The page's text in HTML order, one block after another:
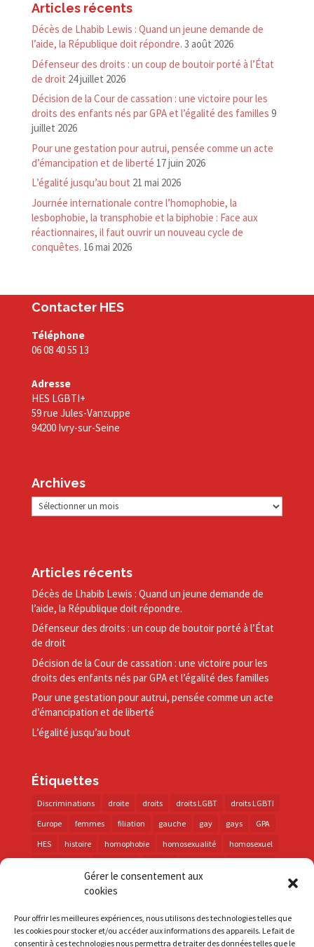
Gérer le consentement aux
cookies
Pour offrir les meilleures expériences, nous utilisons des technologies telles que
les cookies pour stocker et/ou accéder aux informations des appareils. Le fait de
consentir à ces technologies nous permettra de traiter des données telles que le
Articles récents
Décès de Lhabib Lewis : Quand un jeune demande de
l’aide, la République doit répondre. 3 août 2026
Défenseur des droits : un coup de boutoir porté à l’État
de droit 24 juillet 2026
Décision de la Cour de cassation : une victoire pour les
droits des enfants nés par GPA et l’égalité des familles 9
juillet 2026
Pour une gestation pour autrui, pensée comme un acte
d’émancipation et de liberté 17 juin 2026
L’égalité jusqu’au bout 21 mai 2026
Journée internationale contre l’homophobie, la
lesbophobie, la transphobie et la biphobie : Face aux
réactionnaires, il faut ouvrir un nouveau cycle de
conquêtes. 16 mai 2026
Contacter HES
Téléphone
06 08 40 55 13
Adresse
HES LGBTI+
59 rue Jules-Vanzuppe
94200 Ivry-sur-Seine
Archives
Archives
Articles récents
Décès de Lhabib Lewis : Quand un jeune demande de
l’aide, la République doit répondre.
Défenseur des droits : un coup de boutoir porté à l’État
de droit
Décision de la Cour de cassation : une victoire pour les
droits des enfants nés par GPA et l’égalité des familles
Pour une gestation pour autrui, pensée comme un acte
d’émancipation et de liberté
L’égalité jusqu’au bout
Étiquettes
Discriminations droite droits droits LGBT
droits LGBTI
Europe
femmes filiation gauche gay gays
GPA
HES
histoire homophobie homosexualité
homosexuel
personnes trans
PMA police propositions
prévention